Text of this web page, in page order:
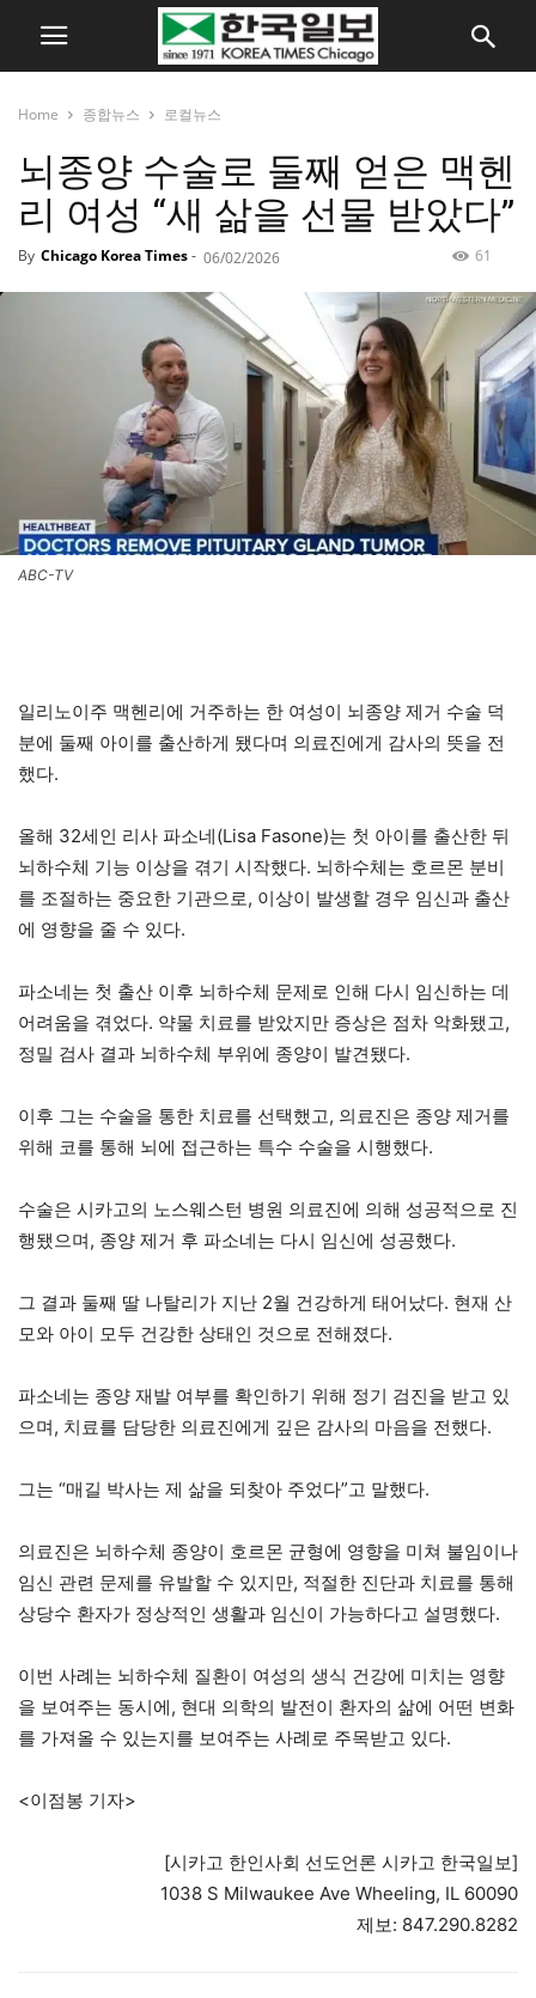
Home 종합뉴스 로컬뉴스
뇌종양 수술로 둘째 얻은 맥헨
리 여성 “새 삶을 선물 받았다”
By Chicago Korea Times- 06/02/2026 61
ABC-TV
일리노이주 맥헨리에 거주하는 한 여성이 뇌종양 제거 수술 덕
분에 둘째 아이를 출산하게 됐다며 의료진에게 감사의 뜻을 전
했다.
올해 32세인 리사 파소네(Lisa Fasone)는 첫 아이를 출산한 뒤
뇌하수체 기능 이상을 겪기 시작했다. 뇌하수체는 호르몬 분비
를 조절하는 중요한 기관으로, 이상이 발생할 경우 임신과 출산
에 영향을 줄 수 있다.
파소네는 첫 출산 이후 뇌하수체 문제로 인해 다시 임신하는 데
어려움을 겪었다. 약물 치료를 받았지만 증상은 점차 악화됐고,
정밀 검사 결과 뇌하수체 부위에 종양이 발견됐다.
이후 그는 수술을 통한 치료를 선택했고, 의료진은 종양 제거를
위해 코를 통해 뇌에 접근하는 특수 수술을 시행했다.
수술은 시카고의 노스웨스턴 병원 의료진에 의해 성공적으로 진
행됐으며, 종양 제거 후 파소네는 다시 임신에 성공했다.
그 결과 둘째 딸 나탈리가 지난 2월 건강하게 태어났다. 현재 산
모와 아이 모두 건강한 상태인 것으로 전해졌다.
파소네는 종양 재발 여부를 확인하기 위해 정기 검진을 받고 있
으며, 치료를 담당한 의료진에게 깊은 감사의 마음을 전했다.
그는 “매길 박사는 제 삶을 되찾아 주었다”고 말했다.
의료진은 뇌하수체 종양이 호르몬 균형에 영향을 미쳐 불임이나
임신 관련 문제를 유발할 수 있지만, 적절한 진단과 치료를 통해
상당수 환자가 정상적인 생활과 임신이 가능하다고 설명했다.
이번 사례는 뇌하수체 질환이 여성의 생식 건강에 미치는 영향
을 보여주는 동시에, 현대 의학의 발전이 환자의 삶에 어떤 변화
를 가져올 수 있는지를 보여주는 사례로 주목받고 있다.
<이점봉 기자>
[시카고 한인사회 선도언론 시카고 한국일보]
1038 S Milwaukee Ave Wheeling, IL 60090
제보: 847.290.8282